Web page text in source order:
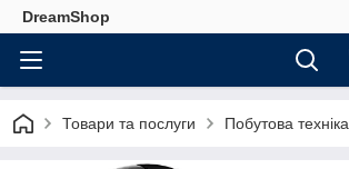
DreamShop
Товари та послуги Побутова техніка